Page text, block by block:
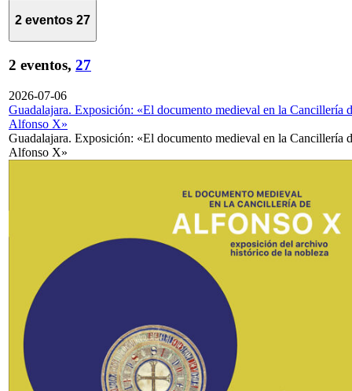
2 eventos 27
2 eventos, 27
2026-07-06
Guadalajara. Exposición: «El documento medieval en la Cancillería
Alfonso X»
Guadalajara. Exposición: «El documento medieval en la Cancillería
Alfonso X»